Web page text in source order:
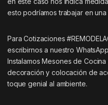
esto podríamos trabajar en
Para Cotizaciones
escribirnos a nuestro
Instalamos Mesones de
decoración y colocación de
toque genial al ambiente.